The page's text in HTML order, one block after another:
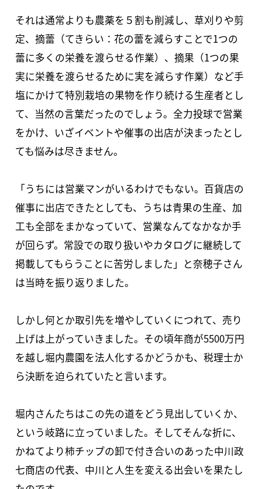
それは通常よりも農薬を５割も削減し、草刈りや剪
定、摘蕾（てきらい：花の蕾を減らすことで1つの
蕾に多くの栄養を渡らせる作業）、摘果（1つの果
実に栄養を渡らせるために実を減らす作業）など手
塩にかけて特別栽培の果物を作り続ける生産者とし
て、当然の言葉だったのでしょう。全力投球で営業
をかけ、いざイベントや催事の出店が決まったとし
ても悩みは尽きません。
「うちには営業マンがいるわけでもない。百貨店の
催事に出店できたとしても、うちは青果の生産、加
工も全部をまかなっていて、営業なんてなかなか手
が回らず。常設での取り扱いやカタログに継続して
掲載してもらうことに苦労しました」と奈穂子さん
は当時を振り返りました。
しかし何とか取引先を増やしていくにつれて、売り
上げは上がっていきました。その頃年商が5500万円
を越し堀内農園を法人化するかどうかも、税理士か
ら決断を迫られていたと言います。
堀内さんたちはこの先の道をどう見出していくか、
という岐路に立っていました。そしてそんな折に、
かねてより柿チップの卸で付き合いのあった中川政
七商店の代表、中川と人生を変える出会いを果たし